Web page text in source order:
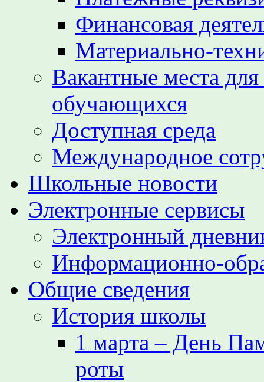
Финансовая
Материально-
Вакантные места
обучающихся
Доступная среда
Международное
Школьные новости
Электронные сервисы
Электронный
Информационно-
Общие сведения
История школы
1 марта – День
роты